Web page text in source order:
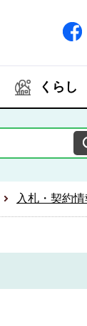
くらし
入札・契約